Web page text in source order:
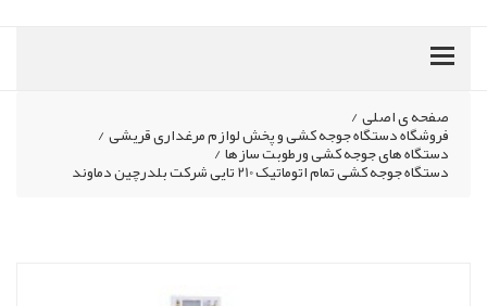
صفحه ی اصلی/
فروشگاه دستگاه جوجه کشی و پخش لوازم مرغداری قریشی/
دستگاه های جوجه کشی ورطوبت سازها/
دستگاه جوجه کشی تمام اتوماتیک 210 تایی شرکت بلدرچین دماوند